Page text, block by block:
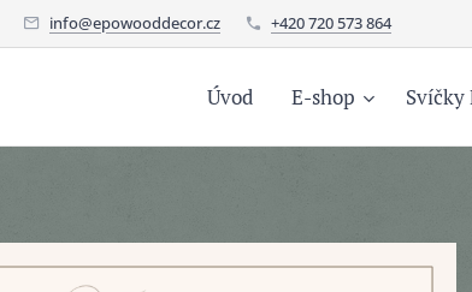
info@epowooddecor.cz +420 720 573 864
Úvod E-shop Svíčky